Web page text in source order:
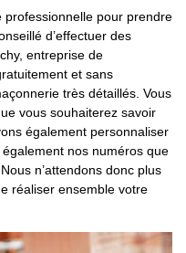
pour prendre
d’effectuer des
entreprise de
et sans
très détaillés. Vous
vous souhaiterez savoir
également personnaliser
nos numéros que
n’attendons donc plus
réaliser ensemble votre